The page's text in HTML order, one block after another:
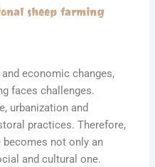
sheep farming
economic changes,
faces challenges.
urbanization and
practices. Therefore,
not only an
and cultural one.